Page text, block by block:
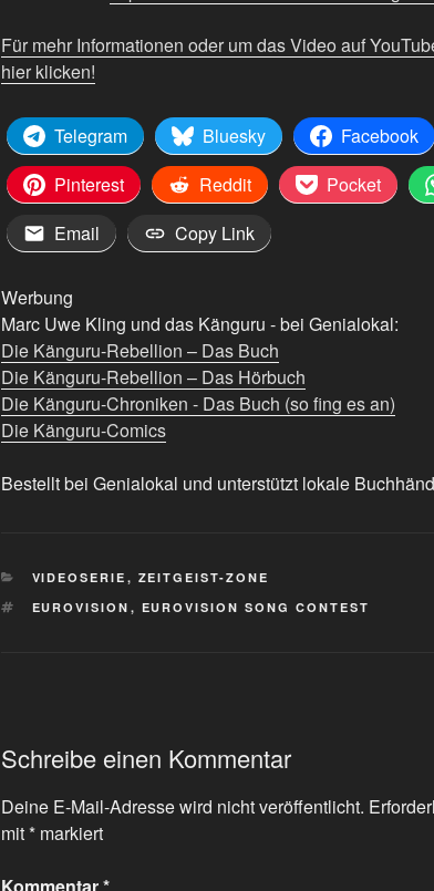
Für mehr Informationen oder um das Video auf
hier klicken!
Telegram Bluesky Facebook
Pinterest
Reddit Pocket
Email
Copy Link
Werbung
Marc Uwe Kling und das Känguru - bei Genialokal:
Die Känguru-Rebellion – Das Buch
Die Känguru-Rebellion – Das Hörbuch
Die Känguru-Chroniken - Das Buch (so fing es an)
Die Känguru-Comics
Bestellt bei Genialokal und unterstützt lokale
KATEGORIEN
VIDEOSERIE , ZEITGEIST-ZONE
SCHLAGWÖRTER
EUROVISION , EUROVISION SONG CONTEST
Schreibe einen Kommentar
Deine E-Mail-Adresse wird nicht veröffentlicht.
mit* markiert
Kommentar*